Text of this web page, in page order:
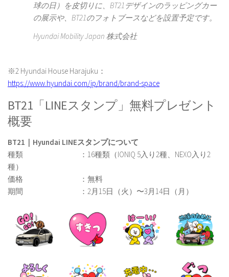
球の日）を皮切りに、BT21デザインのラッピングカー
の展示や、BT21のフォトブースなどを設置予定です。
Hyundai Mobility Japan 株式会社
※2 Hyundai House Harajuku：
https://www.hyundai.com/jp/brand/brand-space
BT21「LINEスタンプ」無料プレゼント
概要
BT21｜Hyundai LINEスタンプについて
種類 ：16種類（IONIQ 5入り2種、NEXO入り2
種）
価格 ：無料
期間 ：2月15日（火）〜3月14日（月）